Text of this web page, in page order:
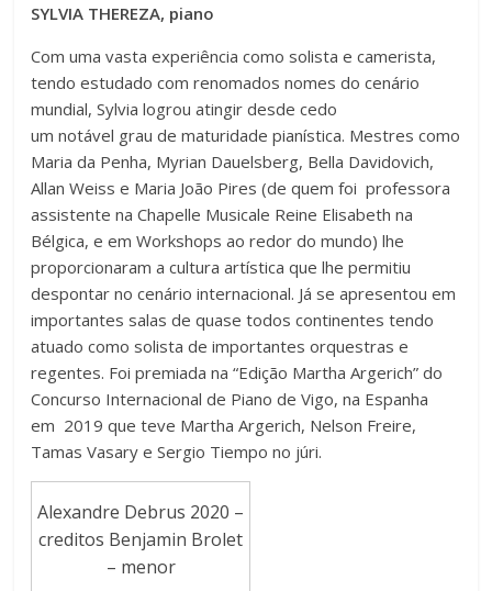
SYLVIA THEREZA, piano
Com uma vasta experiência como solista e camerista,
tendo estudado com renomados nomes do cenário
mundial, Sylvia logrou atingir desde cedo
um notável grau de maturidade pianística. Mestres como
Maria da Penha, Myrian Dauelsberg, Bella Davidovich,
Allan Weiss e Maria João Pires (de quem foi professora
assistente na Chapelle Musicale Reine Elisabeth na
Bélgica, e em Workshops ao redor do mundo) lhe
proporcionaram a cultura artística que lhe permitiu
despontar no cenário internacional. Já se apresentou em
importantes salas de quase todos continentes tendo
atuado como solista de importantes orquestras e
regentes. Foi premiada na “Edição Martha Argerich” do
Concurso Internacional de Piano de Vigo, na Espanha
em 2019 que teve Martha Argerich, Nelson Freire,
Tamas Vasary e Sergio Tiempo no júri.
Alexandre Debrus 2020 –
creditos Benjamin Brolet
– menor